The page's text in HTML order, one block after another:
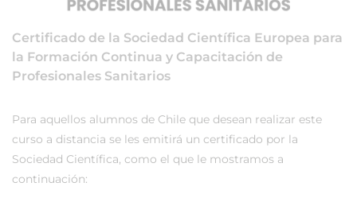
Certificado de la Sociedad Científica Europea para
la Formación Continua y Capacitación de
Profesionales Sanitarios
Para aquellos alumnos de Chile que desean realizar este
curso a distancia se les emitirá un certificado por la
Sociedad Científica, como el que le mostramos a
continuación: